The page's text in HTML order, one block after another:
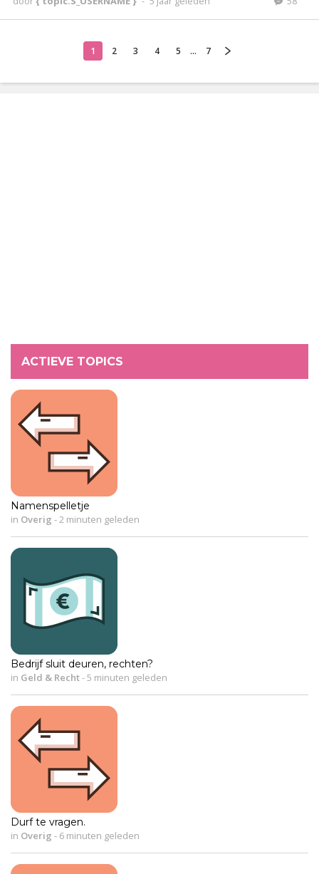
1 2 3 4 5 ... 7
ACTIEVE TOPICS
Namenspelletje
in Overig - 2 minuten geleden
Bedrijf sluit deuren, rechten?
in Geld & Recht-5 minuten geleden
Durf te vragen.
in Overig - 6 minuten geleden